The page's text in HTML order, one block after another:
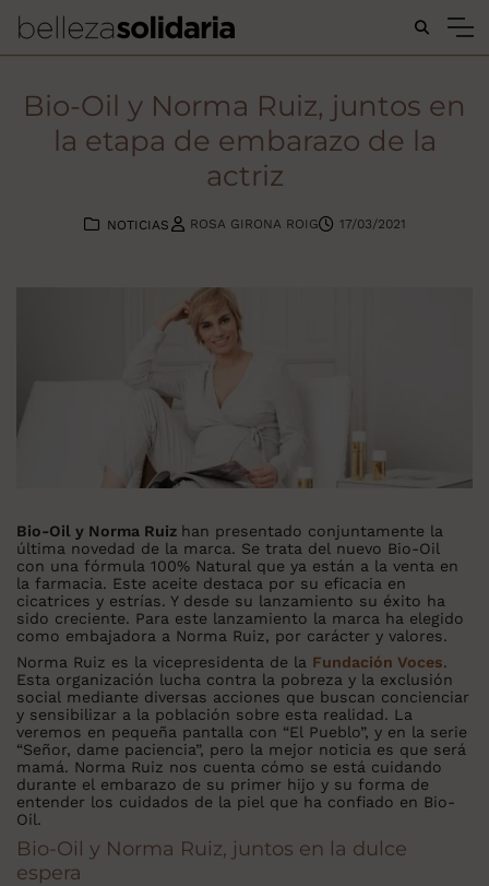
Buscar...
Bio-Oil y Norma Ruiz, juntos en
la etapa de embarazo de la
actriz
NOTICIAS ROSA GIRONA ROIG 17/03/2021
Bio-Oil y Norma Ruiz han presentado conjuntamente la
última novedad de la marca. Se trata del nuevo Bio-Oil
con una fórmula 100% Natural que ya están a la venta en
la farmacia. Este aceite destaca por su eficacia en
cicatrices y estrías. Y desde su lanzamiento su éxito ha
sido creciente. Para este lanzamiento la marca ha elegido
como embajadora a Norma Ruiz, por carácter y valores.
Norma Ruiz es la vicepresidenta de la Fundación Voces.
Esta organización lucha contra la pobreza y la exclusión
social mediante diversas acciones que buscan concienciar
y sensibilizar a la población sobre esta realidad. La
veremos en pequeña pantalla con “El Pueblo”, y en la serie
“Señor, dame paciencia”, pero la mejor noticia es que será
mamá. Norma Ruiz nos cuenta cómo se está cuidando
durante el embarazo de su primer hijo y su forma de
entender los cuidados de la piel que ha confiado en Bio-
Oil.
Bio-Oil y Norma Ruiz, juntos en la dulce
espera